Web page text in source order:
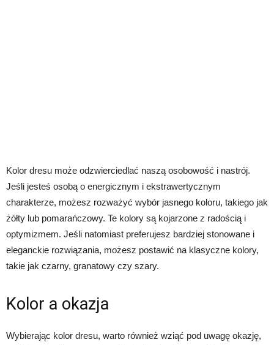
Kolor dresu może odzwierciedlać naszą osobowość i nastrój.
Jeśli jesteś osobą o energicznym i ekstrawertycznym
charakterze, możesz rozważyć wybór jasnego koloru, takiego jak
żółty lub pomarańczowy. Te kolory są kojarzone z radością i
optymizmem. Jeśli natomiast preferujesz bardziej stonowane i
eleganckie rozwiązania, możesz postawić na klasyczne kolory,
takie jak czarny, granatowy czy szary.
Kolor a okazja
Wybierając kolor dresu, warto również wziąć pod uwagę okazję,